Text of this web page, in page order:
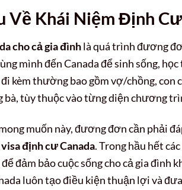
Về Khái Niệm Định
cho cả gia đìnhlà quá trình đương
mình đến Canada để sinh sống,
kèm thường bao gồm vợ/chồng, con
bà, tùy thuộc vào từng diện chương
muốn này, đương đơn cần phải
visa định cư Canada. Trong hầu hết
đảm bảo cuộc sống cho cả gia đình
luôn tạo điều kiện thuận lợi và